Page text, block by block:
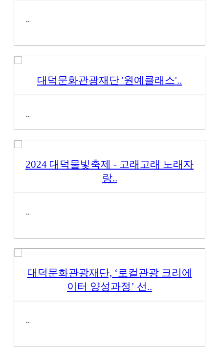
..
대덕문화관광재단 '원예클래스'..
..
2024 대덕물빛축제 - 고래고래 노래자
랑..
..
대덕문화관광재단, ‘로컬관광 크리에
이터 양성과정’ 선..
..